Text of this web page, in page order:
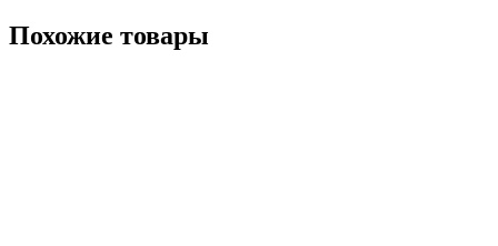
Похожие товары